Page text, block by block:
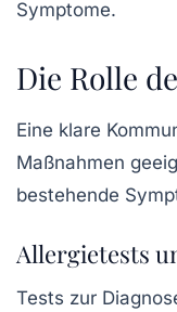
Symptome.
Die Rolle
Eine klare
Maßnahmen
bestehende
Allergietests
Tests zur